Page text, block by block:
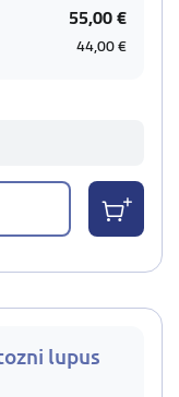
55,00 €
44,00 €
lupus